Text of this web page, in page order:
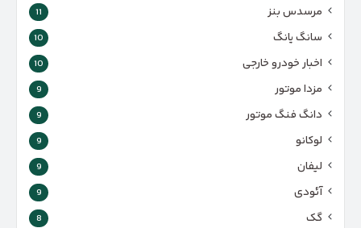
مرسدس بنز 11
سانگ یانگ 10
اخبار خودرو خارجی 10
مزدا موتور 9
دانگ فنگ موتور 9
لوکانو 9
لیفان 9
آئودی 9
گک 8